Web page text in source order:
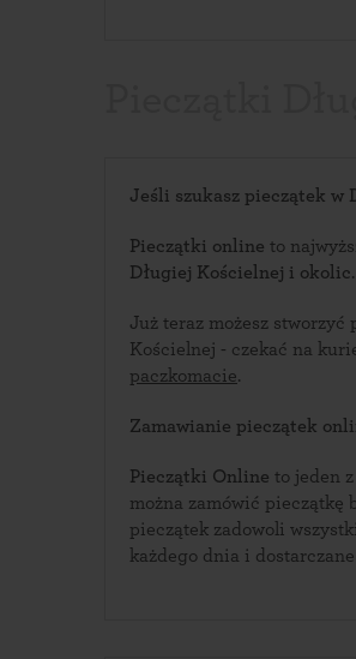
Jeśli szukasz pieczątek w
Pieczątki online to
Długiej Kościelnej i okolic.
Już teraz możesz
paczkomacie.
Zamawianie pieczątek
Pieczątki Online to jeden z
można zamówić pieczątkę bez
pieczątek zadowoli wszystkich dłuskich
każdego dnia i